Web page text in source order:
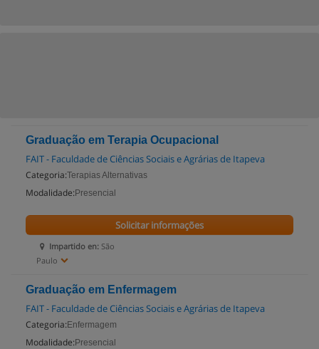
Graduação em Terapia Ocupacional
FAIT - Faculdade de Ciências Sociais e Agrárias de Itapeva
Categoria:Terapias Alternativas
Modalidade: Presencial
Impartido en: São
Paulo
Solicitar informações
Graduação em Enfermagem
FAIT - Faculdade de Ciências Sociais e Agrárias de Itapeva
Categoria: Enfermagem
Modalidade: Presencial